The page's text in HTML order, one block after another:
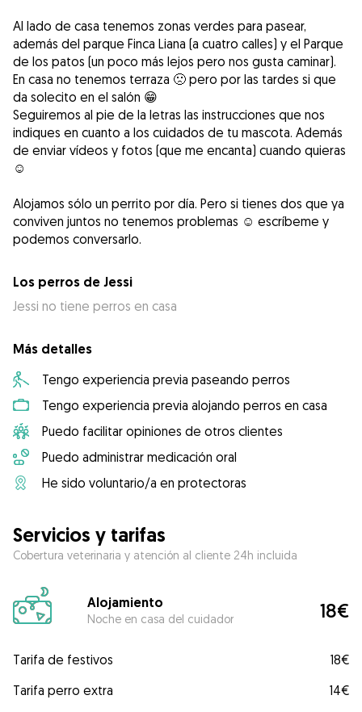
Al lado de casa tenemos zonas verdes para pasear,
además del parque Finca Liana (a cuatro calles) y el Parque
de los patos (un poco más lejos pero nos gusta caminar).
En casa no tenemos terraza 🙁 pero por las tardes si que
da solecito en el salón 😁
Seguiremos al pie de la letras las instrucciones que nos
indiques en cuanto a los cuidados de tu mascota. Además
de enviar vídeos y fotos (que me encanta) cuando quieras
☺️
Alojamos sólo un perrito por día. Pero si tienes dos que ya
conviven juntos no tenemos problemas ☺️ escríbeme y
podemos conversarlo.
Los perros de Jessi
Jessi no tiene perros en casa
Más detalles
Tengo experiencia previa paseando perros
Tengo experiencia previa alojando perros en casa
Puedo facilitar opiniones de otros clientes
Puedo administrar medicación oral
He sido voluntario/a en protectoras
Servicios y tarifas
Cobertura veterinaria y atención al cliente 24h incluida
Alojamiento
Noche en casa del cuidador 18€
Tarifa de festivos
18€
Tarifa perro extra
14€